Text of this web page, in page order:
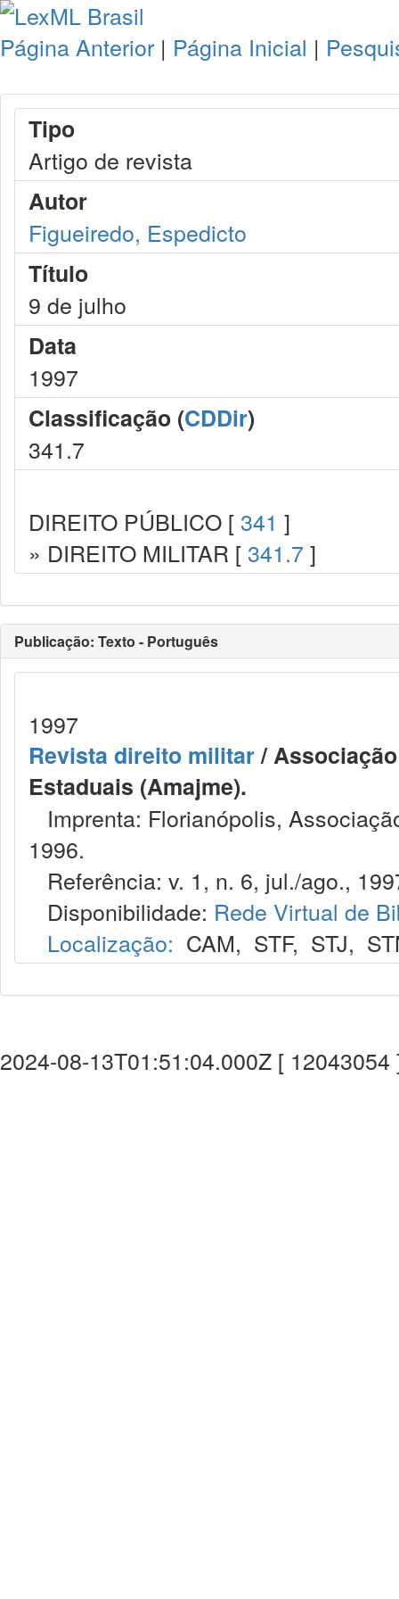
Página Anterior | Página Inicial |
Tipo
Artigo de revista
Autor
Figueiredo, Espedicto
Título
9 de julho
Data
1997
Classificação (CDDir)
341.7
DIREITO PÚBLICO [ 341 ]
» DIREITO MILITAR [ 341.7 ]
Publicação: Texto - Português
1997
Revista direito militar/
Estaduais (Amajme).
Imprenta: Florianópolis,
1996.
Referência: v. 1, n. 6, jul./ago.,
Disponibilidade: Rede Virtual de
Localização: CAM, STF, STJ,
2024-08-13T01:51:04.000Z [ 12043054